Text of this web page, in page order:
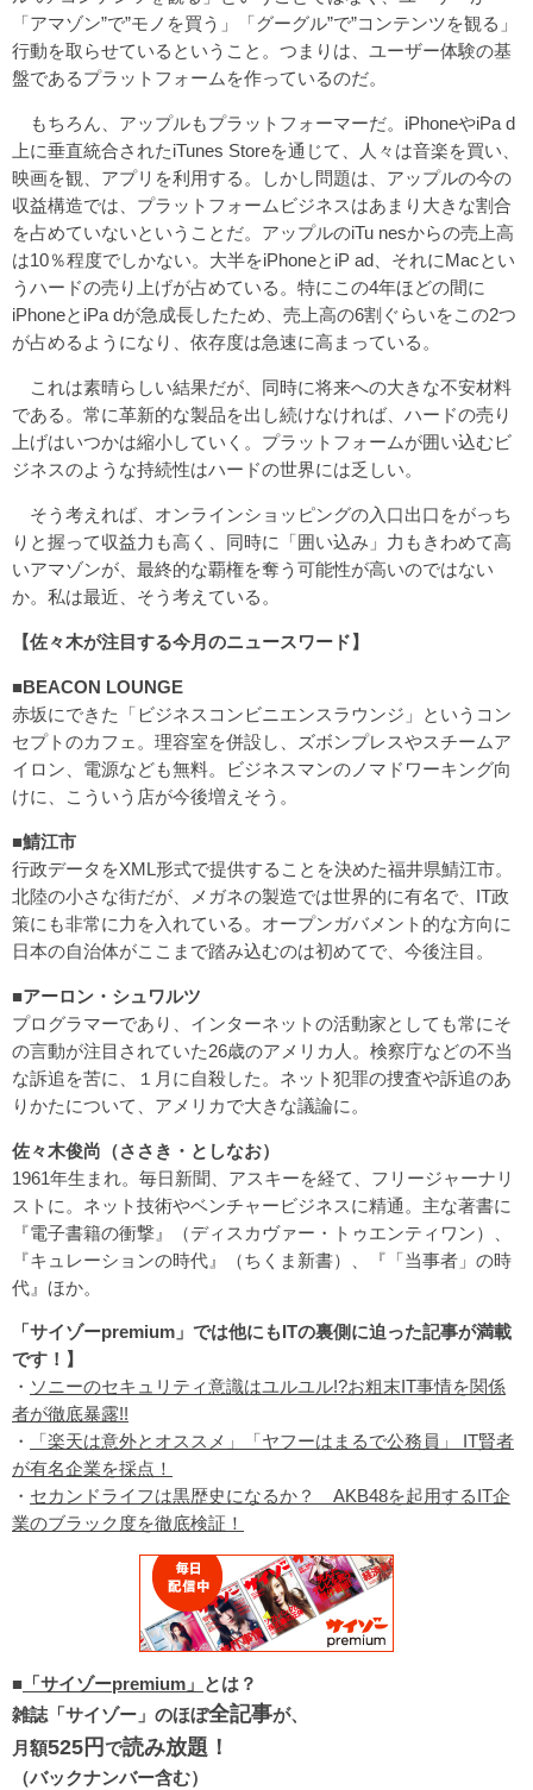
「アマゾン”で”モノを買う」「グーグル”で”コンテンツを観る」
行動を取らせているということ。つまりは、ユーザー体験の基
盤であるプラットフォームを作っているのだ。
もちろん、アップルもプラットフォーマーだ。iPhoneやiPa d
上に垂直統合されたiTunes Storeを通じて、人々は音楽を買い、
映画を観、アプリを利用する。しかし問題は、アップルの今の
収益構造では、プラットフォームビジネスはあまり大きな割合
を占めていないということだ。アップルのiTu nesからの売上高
は10％程度でしかない。大半をiPhoneとiP ad、それにMacとい
うハードの売り上げが占めている。特にこの4年ほどの間に
iPhoneとiPa dが急成長したため、売上高の6割ぐらいをこの2つ
が占めるようになり、依存度は急速に高まっている。
これは素晴らしい結果だが、同時に将来への大きな不安材料
である。常に革新的な製品を出し続けなければ、ハードの売り
上げはいつかは縮小していく。プラットフォームが囲い込むビ
ジネスのような持続性はハードの世界には乏しい。
そう考えれば、オンラインショッピングの入口出口をがっち
りと握って収益力も高く、同時に「囲い込み」力もきわめて高
いアマゾンが、最終的な覇権を奪う可能性が高いのではない
か。私は最近、そう考えている。
【佐々木が注目する今月のニュースワード】
■BEACON LOUNGE
赤坂にできた「ビジネスコンビニエンスラウンジ」というコン
セプトのカフェ。理容室を併設し、ズボンプレスやスチームア
イロン、電源なども無料。ビジネスマンのノマドワーキング向
けに、こういう店が今後増えそう。
■鯖江市
行政データをXML形式で提供することを決めた福井県鯖江市。
北陸の小さな街だが、メガネの製造では世界的に有名で、IT政
策にも非常に力を入れている。オープンガバメント的な方向に
日本の自治体がここまで踏み込むのは初めてで、今後注目。
■アーロン・シュワルツ
プログラマーであり、インターネットの活動家としても常にそ
の言動が注目されていた26歳のアメリカ人。検察庁などの不当
な訴追を苦に、１月に自殺した。ネット犯罪の捜査や訴追のあ
りかたについて、アメリカで大きな議論に。
佐々木俊尚（ささき・としなお）
1961年生まれ。毎日新聞、アスキーを経て、フリージャーナリ
ストに。ネット技術やベンチャービジネスに精通。主な著書に
『電子書籍の衝撃』（ディスカヴァー・トゥエンティワン）、
『キュレーションの時代』（ちくま新書）、『「当事者」の時
代』ほか。
「サイゾーpremium」では他にもITの裏側に迫った記事が満載
です！】
・ ソニーのセキュリティ意識はユルユル!?お粗末IT事情を関係
者が徹底暴露!!
・
「楽天は意外とオススメ」「ヤフーはまるで公務員」 IT賢者
が有名企業を採点！
・ セカンドライフは黒歴史になるか？ AKB48を起用するIT企
業のブラック度を徹底検証！
■ 「サイゾーpremium」 とは？
雑誌「サイゾー」 のほぼ全記事が、
月額525円で読み放題！
（バックナンバー含む）